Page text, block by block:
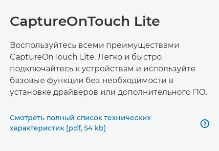
CaptureOnTouch Lite
Воспользуйтесь всеми преимуществами
CaptureOnTouch Lite. Легко и быстро
подключайтесь к устройствам и используйте
базовые функции без необходимости в
установке драйверов или дополнительного ПО.
Смотреть полный список технических
характеристик [pdf, 54 kb]
